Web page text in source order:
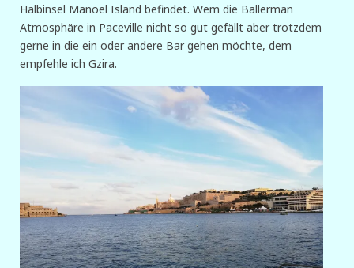
Halbinsel Manoel Island befindet. Wem die Ballerman
Atmosphäre in Paceville nicht so gut gefällt aber trotzdem
gerne in die ein oder andere Bar gehen möchte, dem
empfehle ich Gzira.